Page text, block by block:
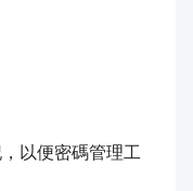
以便密碼管理工